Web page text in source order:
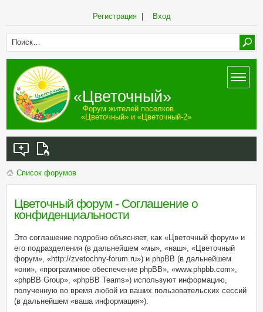
Регистрация| Вход
«Цветочный»
Форум жителей поселков
«Цветочный» и «Цветочный-2»
Список форумов
Цветочный форум - Соглашение о
конфиденциальности
Это соглашение подробно объясняет, как «Цветочный форум» и
его подразделения (в дальнейшем «мы», «наш», «Цветочный
форум», «http://zvetochny-forum.ru») и phpBB (в дальнейшем
«они», «программное обеспечение phpBB», «www.phpbb.com»,
«phpBB Group», «phpBB Teams») используют информацию,
полученную во время любой из ваших пользовательских сессий
(в дальнейшем «ваша информация»).